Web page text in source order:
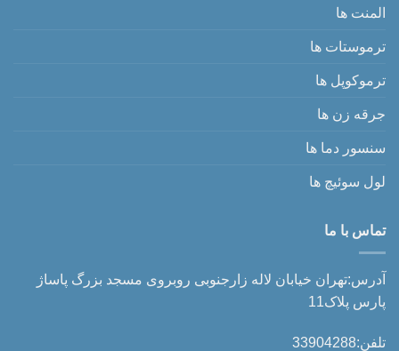
المنت ها
ترموستات ها
ترموکوپل ها
جرقه زن ها
سنسور دما ها
لول سوئیچ ها
تماس با ما
آدرس:تهران خیابان لاله زارجنوبی روبروی مسجد بزرگ پاساژ
پارس پلاک11
تلفن:33904288